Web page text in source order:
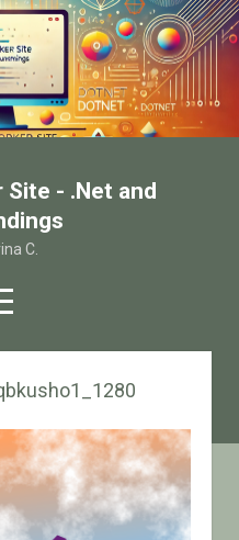
- .Net and
C.
facebook
email-form